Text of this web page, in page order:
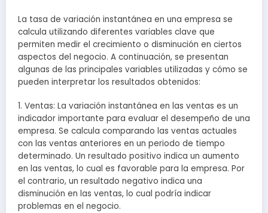
La tasa de variación instantánea en una empresa se
calcula utilizando diferentes variables clave que
permiten medir el crecimiento o disminución en ciertos
aspectos del negocio. A continuación, se presentan
algunas de las principales variables utilizadas y cómo se
pueden interpretar los resultados obtenidos:
1. Ventas: La variación instantánea en las ventas es un
indicador importante para evaluar el desempeño de una
empresa. Se calcula comparando las ventas actuales
con las ventas anteriores en un periodo de tiempo
determinado. Un resultado positivo indica un aumento
en las ventas, lo cual es favorable para la empresa. Por
el contrario, un resultado negativo indica una
disminución en las ventas, lo cual podría indicar
problemas en el negocio.